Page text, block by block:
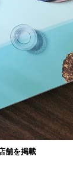
舗を掲載